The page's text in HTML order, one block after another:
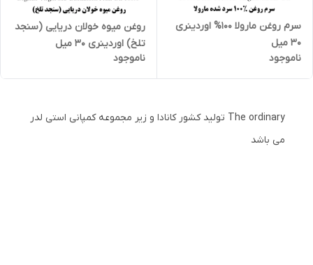
سرم روغن مارولا 100% اوردینری
30 میل
ناموجود
روغن میوه خولان دریایی (سنجد
تلخ) اوردینری 30 میل
ناموجود
The ordinary تولید کشور کانادا و زیر مجموعه کمپانی استی لدر
می باشد